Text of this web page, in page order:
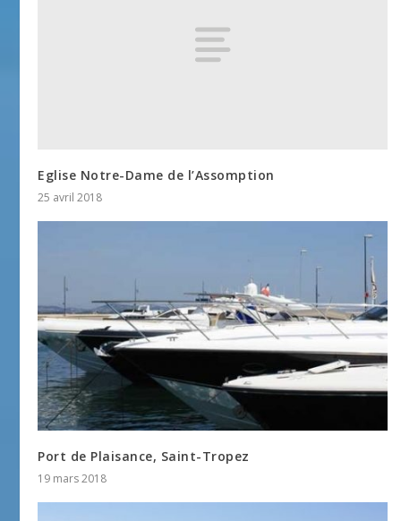
Eglise Notre-Dame de l’Assomption
25 avril 2018
Port de Plaisance, Saint-Tropez
19 mars 2018